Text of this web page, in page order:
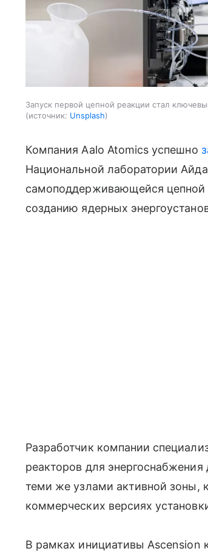
Запуск первой цепной реакции стал
источник: Unsplash
Компания Aalo Atomics успешно
Национальной лаборатории
самоподдерживающейся
созданию ядерных
Разработчик компании
реакторов для
теми же узлами активной зоны,
коммерческих версиях
В рамках инициативы Ascension